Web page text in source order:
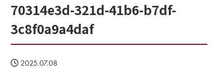
70314e3d-321d-41b6-b7df-
3c8f0a9a4daf
2025.07.08